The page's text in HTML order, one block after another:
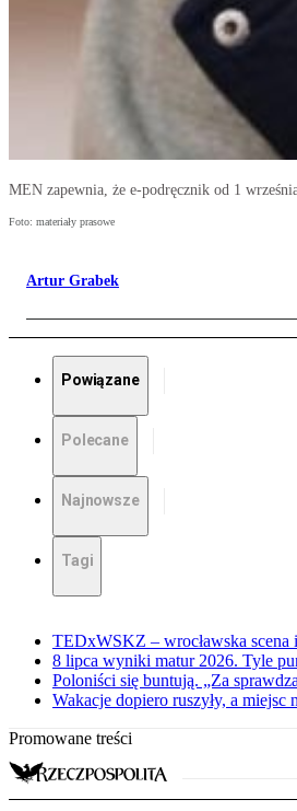
MEN zapewnia, że e-podręcznik od 1
Foto: materiały prasowe
Artur Grabek
Powiązane
Polecane
Najnowsze
Tagi
TEDxWSKZ – wrocławska scena
8 lipca wyniki matur 2026. Tyle
Poloniści się buntują. „Za
Wakacje dopiero ruszyły, a
Promowane treści